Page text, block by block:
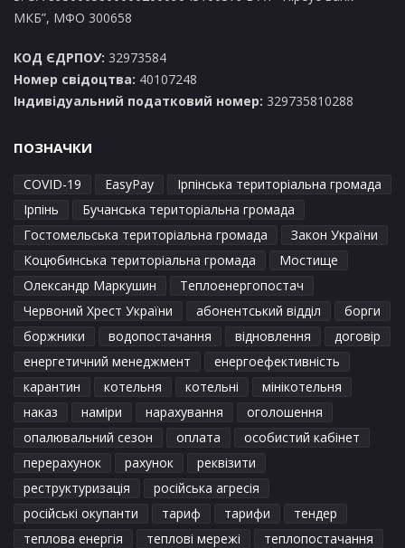
МКБ”, МФО 300658
КОД ЄДРПОУ: 32973584
Номер свідоцтва: 40107248
Індивідуальний податковий номер: 329735810288
ПОЗНАЧКИ
COVID-19 EasyPay
Ірпінська територіальна громада
Ірпінь
Бучанська територіальна громада
Гостомельська територіальна громада
Закон України
Коцюбинська територіальна громада
Мостище
Олександр Маркушин
Теплоенергопостач
Червоний Хрест України
абонентський відділ
борги
боржники
водопостачання відновлення
договір
енергетичний менеджмент
енергоефективність
карантин
котельня котельні
мінікотельня
наказ
наміри нарахування
оголошення
опалювальний сезон
оплата
особистий кабінет
перерахунок
рахунок
реквізити
реструктуризація
російська агресія
російські окупанти
тариф тарифи
тендер
теплова енергія
теплові мережі
теплопостачання